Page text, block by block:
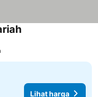
Lihat harga
Lihat harga